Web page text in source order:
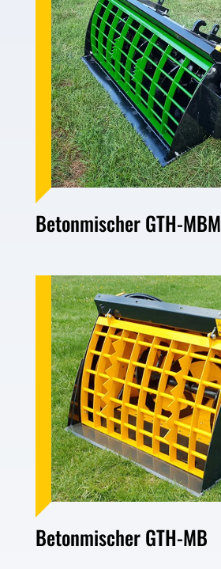
Betonmischer GTH-MBM
Betonmischer GTH-MB